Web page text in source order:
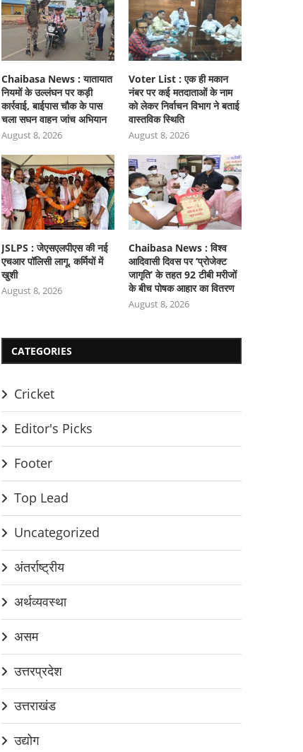
Chaibasa News : यातायात
नियमों के उल्लंघन पर कड़ी
कार्रवाई, बाईपास चौक के पास
चला सघन वाहन जांच अभियान
August 8, 2026
Voter List : एक ही मकान
नंबर पर कई मतदाताओं के नाम
को लेकर निर्वाचन विभाग ने बताई
वास्तविक स्थिति
August 8, 2026
JSLPS : जेएसएलपीएस की नई
एचआर पॉलिसी लागू, कर्मियों में
खुशी
August 8, 2026
Chaibasa News : विश्व
आदिवासी दिवस पर ‘प्रोजेक्ट
जागृति’ के तहत 92 टीबी मरीजों
के बीच पोषक आहार का वितरण
August 8, 2026
CATEGORIES
Cricket
Editor's Picks
Footer
Top Lead
Uncategorized
अंतर्राष्ट्रीय
अर्थव्यवस्था
असम
उत्तरप्रदेश
उत्तराखंड
उद्योग